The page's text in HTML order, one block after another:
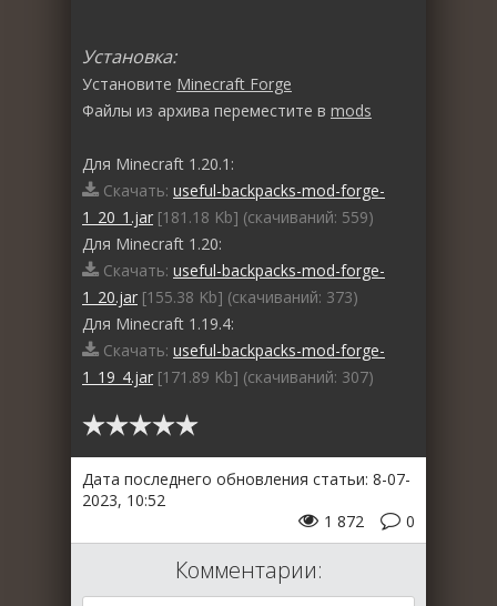
Установка:
Установите Minecraft Forge
Файлы из архива переместите в mods
Для Minecraft 1.20.1:
Скачать: useful-backpacks-mod-forge-
1_20_1.jar [181.18 Kb] (cкачиваний: 559)
Для Minecraft 1.20:
Скачать: useful-backpacks-mod-forge-
1_20.jar [155.38 Kb] (cкачиваний: 373)
Для Minecraft 1.19.4:
Скачать: useful-backpacks-mod-forge-
1_19_4.jar [171.89 Kb] (cкачиваний: 307)
Дата последнего обновления статьи: 8-07-
2023, 10:52
0
1 872
Комментарии: